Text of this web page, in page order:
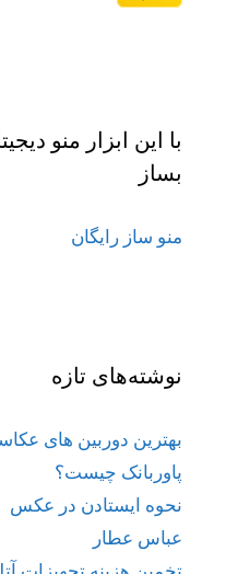
با این ابزار منو
بساز
منو ساز رایگان
نوشته‌های تازه
بهترین دوربین های عکاسی
پاوربانک چیست؟
نحوه ایستادن در عکس
عباس عطار